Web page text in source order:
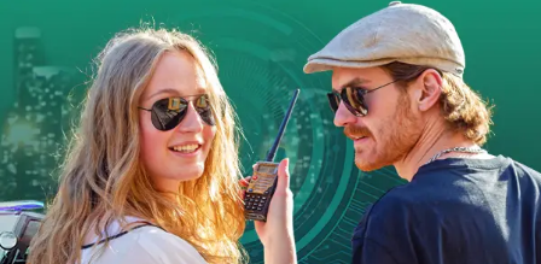
INT AT CH
DE
ES
FR UK
IE
IT
NL
Prenota Biglietti